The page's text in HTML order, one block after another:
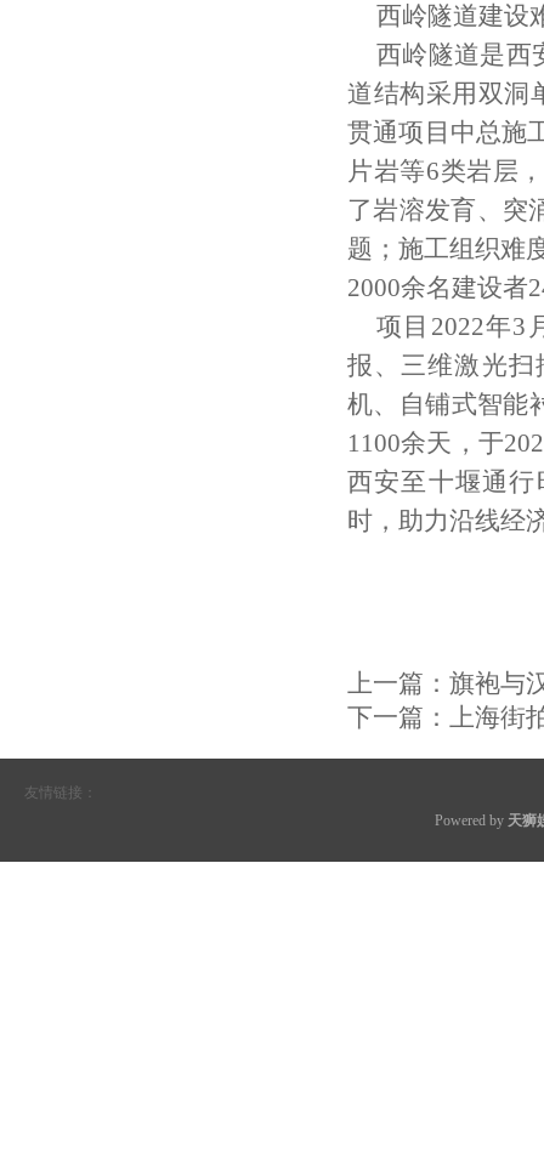
西岭隧道建设
西岭隧道是西
道结构采用双洞
贯通项目中总施
片岩等6类岩层
了岩溶发育、突
题；施工组织难
2000余名建设者
项目2022年3
报、三维激光
机、自铺式智能
1100余天，于
西安至十堰通
时，助力沿线经
上一篇： 旗袍与
下一篇： 上海街
友情链接：
Powered by 天狮